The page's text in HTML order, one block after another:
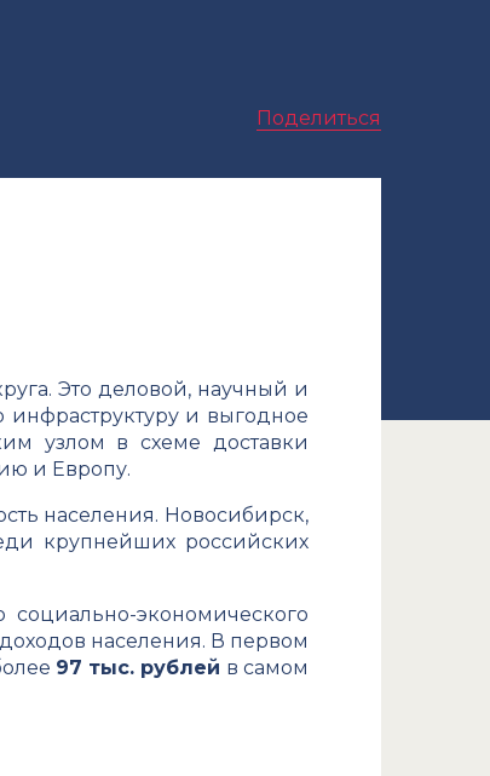
Поделиться
Это деловой, научный и
и выгодное
узлом в схеме доставки
и Европу.
населения. Новосибирск,
крупнейших российских
экономического
населения. В первом
97 тыс. рублей в самом